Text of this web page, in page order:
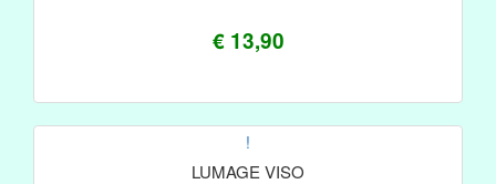
€ 13,90
!
LUMAGE VISO